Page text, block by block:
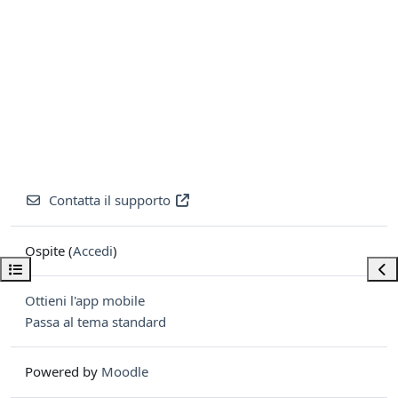
Apri indice del corso
Contatta il supporto
Ospite (Accedi)
Ottieni l'app mobile
Passa al tema standard
Powered by Moodle